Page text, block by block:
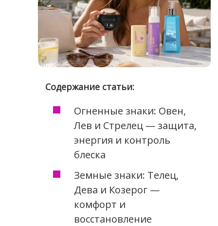
Содержание статьи:
Огненные знаки: Овен,
Лев и Стрелец — защита,
энергия и контроль
блеска
Земные знаки: Телец,
Дева и Козерог —
комфорт и
восстановление